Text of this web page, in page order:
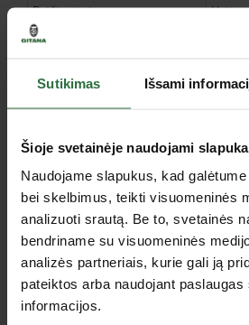
Sutikimas Išsami
Šioje svetainėje naudojami
Naudojame slapukus, kad
bei skelbimus, teikti visuomeninės
analizuoti srautą. Be to, svetainės
bendriname su visuomeninės
analizės partneriais, kurie gali ją
pateiktos arba naudojant paslaugas
informacijos.
Brėžio storis
Žymeklio PICA Visor
papildymas, 4 vnt.